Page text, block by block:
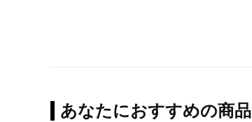
あなたにおすすめの商品